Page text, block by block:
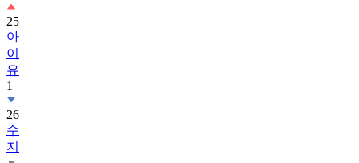
25
아
이
유
1
26
수
지